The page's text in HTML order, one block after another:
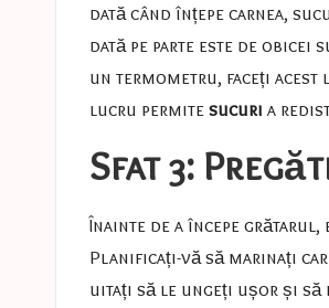
dată când înțepe carnea,
dată pe parte este de obicei
un termometru, faceți acest
lucru permite sucuri a
Sfat 3:
Înainte de a începe grătarul,
Planificați-vă să marinați
uitați să le ungeți ușor și să